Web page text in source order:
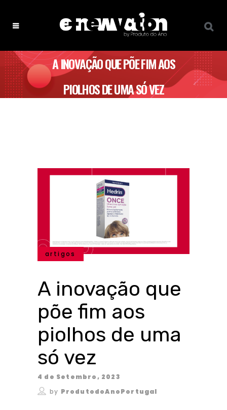
A INOVAÇÃO QUE PÕE FIM AOS
PIOLHOS DE UMA SÓ VEZ
artigos
A inovação que
põe fim aos
piolhos de uma
só vez
4 de Setembro, 2023
by ProdutodoAnoPortugal